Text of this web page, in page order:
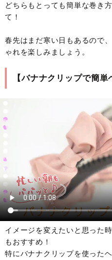
どちらもとっても簡単な巻き
て！
春先はまだ寒い日もあるので
ゃれを楽しみましょう。
【バナナクリップで簡単
イメージを変えたいと思った
もおすすめ！
特にバナナクリップを使った